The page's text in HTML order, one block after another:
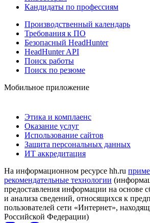
Кандидаты по профессиям
Производственный календарь
Требования к ПО
Безопасный HeadHunter
HeadHunter API
Поиск работы
Поиск по резюме
Мобильное приложение
Этика и комплаенс
Оказание услуг
Использование сайтов
Защита персональных данных
ИТ аккредитация
На информационном ресурсе hh.ru
рекомендательные технологии
предоставления информации на основе
и анализа сведений, относящихся к
пользователей сети «Интернет»,
Российской Федерации)